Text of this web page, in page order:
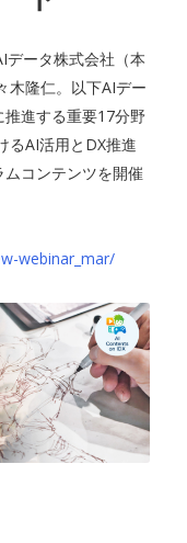
データ株式会社（本
隆仁。以下AIデー
進する重要17分野
るAI活用とDX推進
コンテンツを開催
webinar_mar/